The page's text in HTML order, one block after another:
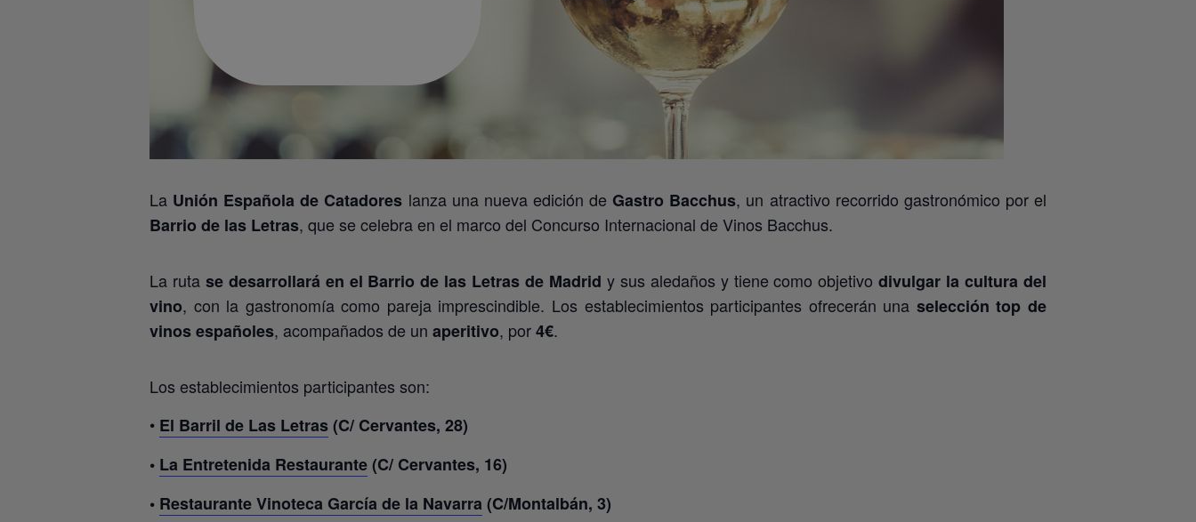
La Unión Española de Catadores lanza una nueva edición de Gastro Bacchus, un atractivo recorrido gastronómico por el
Barrio de las Letras, que se celebra en el marco del Concurso Internacional de Vinos Bacchus.
La ruta se desarrollará en el Barrio de las Letras de Madrid y sus aledaños y tiene como objetivodivulgar la cultura del
vino, con la gastronomía como pareja imprescindible. Los establecimientos participantes ofrecerán una selección top de
vinos españoles, acompañados de un aperitivo, por4€.
Los establecimientos participantes son:
• El Barril de Las Letras(C/ Cervantes, 28)
• La Entretenida Restaurante(C/ Cervantes, 16)
• Restaurante Vinoteca García de la Navarra(C/Montalbán, 3)